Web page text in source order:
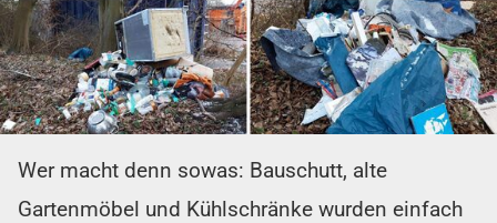
Wer macht denn sowas: Bauschutt, alte
Gartenmöbel und Kühlschränke wurden einfach